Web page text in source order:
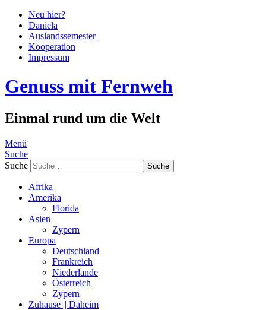
Neu hier?
Daniela
Auslandssemester
Kooperation
Impressum
Genuss mit Fernweh
Einmal rund um die Welt
Menü
Suche
Suche
Afrika
Amerika
Florida
Asien
Zypern
Europa
Deutschland
Frankreich
Niederlande
Österreich
Zypern
Zuhause || Daheim